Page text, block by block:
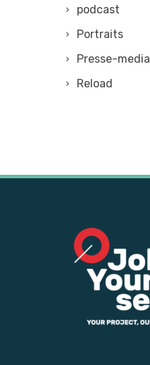
podcast
Portraits
Presse-media
Reload